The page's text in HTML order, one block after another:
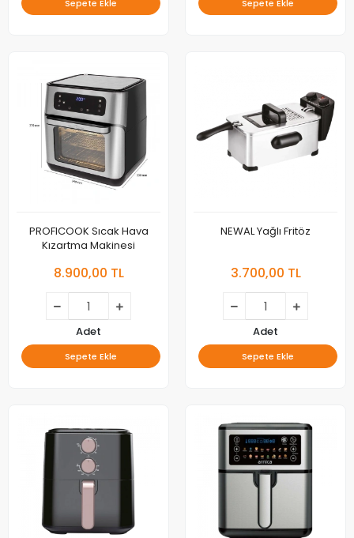
Sepete Ekle Sepete Ekle
PROFICOOK Sıcak Hava
Kızartma Makinesi
8.900,00 TL
Adet
Sepete Ekle
NEWAL Yağlı Fritöz
3.700,00 TL
Adet
Sepete Ekle